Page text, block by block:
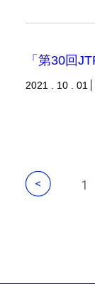
2021 . 10 . 01
1